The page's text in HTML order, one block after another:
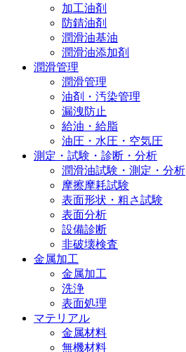
加工油剤
防錆油剤
潤滑油基油
潤滑油添加剤
潤滑管理
潤滑管理
油剤・汚染管理
漏洩防止
給油・給脂
油圧・水圧・空気圧
測定・試験・診断・分析
潤滑油試験・測定・分析
摩擦摩耗試験
表面形状・粗さ試験
表面分析
設備診断
非破壊検査
金属加工
金属加工
洗浄
表面処理
マテリアル
金属材料
無機材料